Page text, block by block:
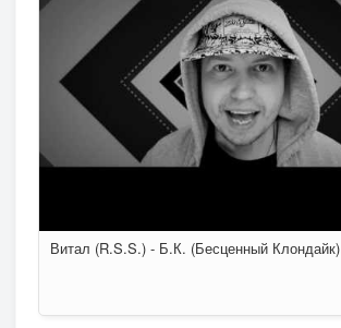
Витал (R.S.S.) - Б.К. (Бесценный Клондайк)